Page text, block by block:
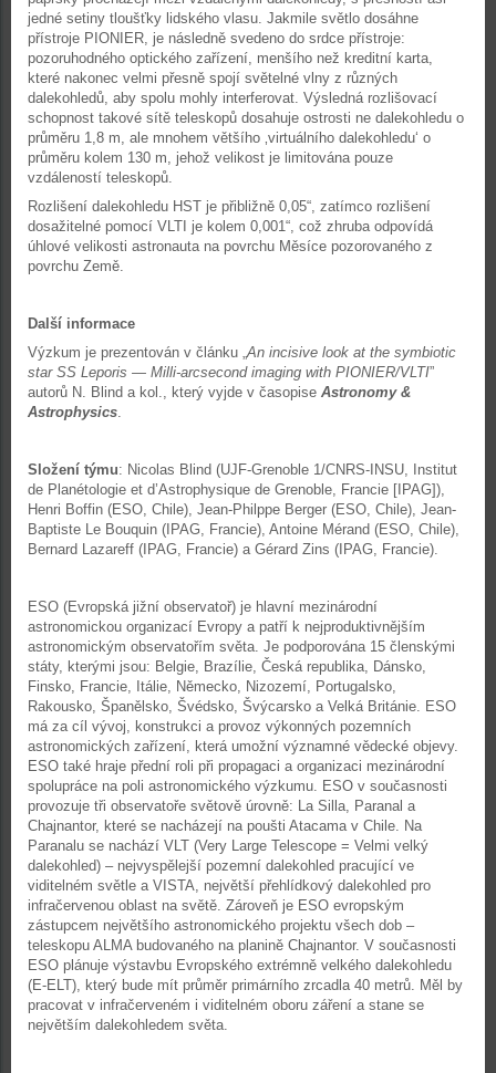
jedné setiny tloušťky lidského vlasu. Jakmile světlo dosáhne
přístroje PIONIER, je následně svedeno do srdce přístroje:
pozoruhodného optického zařízení, menšího než kreditní karta,
které nakonec velmi přesně spojí světelné vlny z různých
dalekohledů, aby spolu mohly interferovat. Výsledná rozlišovací
schopnost takové sítě teleskopů dosahuje ostrosti ne dalekohledu o
průměru 1,8 m, ale mnohem většího ‚virtuálního dalekohledu‘ o
průměru kolem 130 m, jehož velikost je limitována pouze
vzdáleností teleskopů.
Rozlišení dalekohledu HST je přibližně 0,05“, zatímco rozlišení
dosažitelné pomocí VLTI je kolem 0,001“, což zhruba odpovídá
úhlové velikosti astronauta na povrchu Měsíce pozorovaného z
povrchu Země.
Další informace
Výzkum je prezentován v článku „An incisive look at the symbiotic
star SS Leporis — Milli-arcsecond imaging with PIONIER/VLTI”
autorů N. Blind a kol., který vyjde v časopise Astronomy &
Astrophysics.
Složení týmu: Nicolas Blind (UJF-Grenoble 1/CNRS-INSU, Institut
de Planétologie et d’Astrophysique de Grenoble, Francie [IPAG]),
Henri Boffin (ESO, Chile), Jean-Philppe Berger (ESO, Chile), Jean-
Baptiste Le Bouquin (IPAG, Francie), Antoine Mérand (ESO, Chile),
Bernard Lazareff (IPAG, Francie) a Gérard Zins (IPAG, Francie).
ESO (Evropská jižní observatoř) je hlavní mezinárodní
astronomickou organizací Evropy a patří k nejproduktivnějším
astronomickým observatořím světa. Je podporována 15 členskými
státy, kterými jsou: Belgie, Brazílie, Česká republika, Dánsko,
Finsko, Francie, Itálie, Německo, Nizozemí, Portugalsko,
Rakousko, Španělsko, Švédsko, Švýcarsko a Velká Británie. ESO
má za cíl vývoj, konstrukci a provoz výkonných pozemních
astronomických zařízení, která umožní významné vědecké objevy.
ESO také hraje přední roli při propagaci a organizaci mezinárodní
spolupráce na poli astronomického výzkumu. ESO v současnosti
provozuje tři observatoře světově úrovně: La Silla, Paranal a
Chajnantor, které se nacházejí na poušti Atacama v Chile. Na
Paranalu se nachází VLT (Very Large Telescope = Velmi velký
dalekohled) – nejvyspělejší pozemní dalekohled pracující ve
viditelném světle a VISTA, největší přehlídkový dalekohled pro
infračervenou oblast na světě. Zároveň je ESO evropským
zástupcem největšího astronomického projektu všech dob –
teleskopu ALMA budovaného na planině Chajnantor. V současnosti
ESO plánuje výstavbu Evropského extrémně velkého dalekohledu
(E-ELT), který bude mít průměr primárního zrcadla 40 metrů. Měl by
pracovat v infračerveném i viditelném oboru záření a stane se
největším dalekohledem světa.